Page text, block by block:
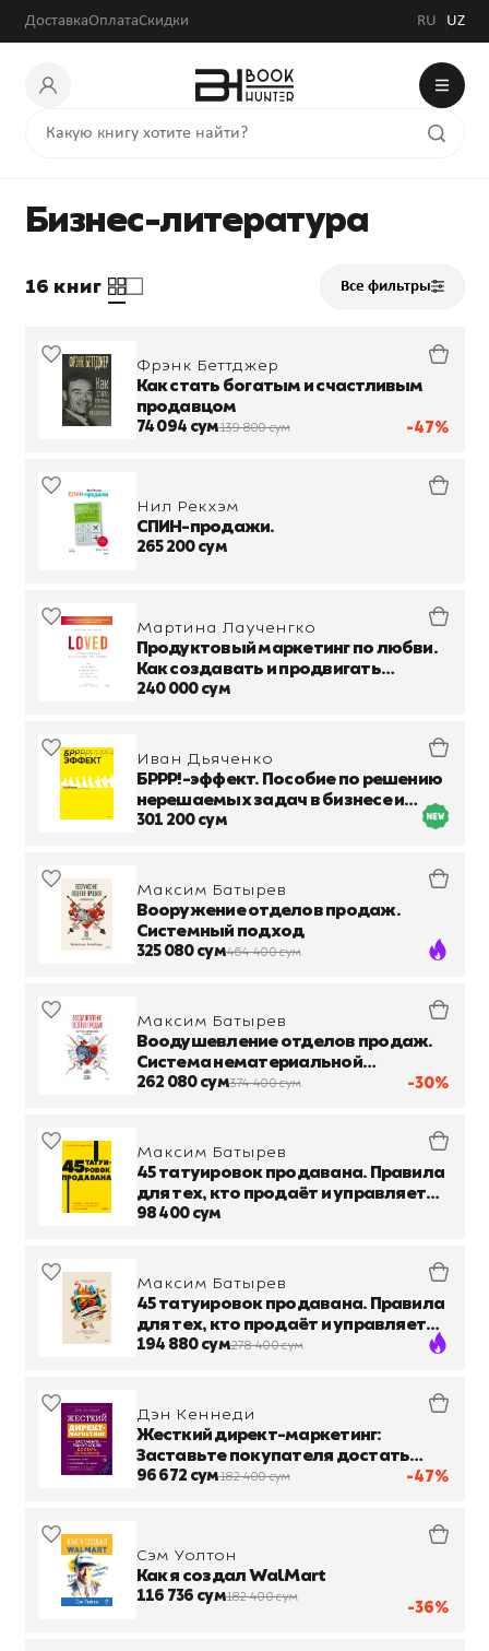
ДоставкаОплатаСкидки RU UZ
Бизнес-литература
16 книг Все фильтры
-47%
Фрэнк Беттджер
Как стать богатым и счастливым
продавцом
74 094 сум139 800 сум
Нил Рекхэм
СПИН-продажи.
265 200 сум
Мартина Лаученгко
Продуктовый маркетинг по любви.
Как создавать и продвигать
продукты-бестселлеры
240 000 сум
Иван Дьяченко
БРРР!-эффект. Пособие по решению
нерешаемых задач в бизнесе и
жизни
301 200 сум
Максим Батырев
Вооружение отделов продаж.
Системный подход
325 080 сум464 400 сум
-30%
Максим Батырев
Воодушевление отделов продаж.
Система нематериальной
мотивации
262 080 сум374 400 сум
Максим Батырев
45 татуировок продавана. Правила
для тех, кто продаёт и управляет
продажами
98 400 сум
Максим Батырев
45 татуировок продавана. Правила
для тех, кто продаёт и управляет
продажами
194 880 сум278 400 сум
-47%
Дэн Кеннеди
Жесткий директ-маркетинг:
Заставьте покупателя достать
бумажник
96 672 сум182 400 сум
-36%
Сэм Уолтон
Как я создал WalMart
116 736 сум182 400 сум